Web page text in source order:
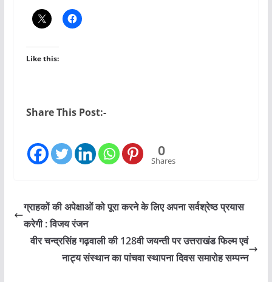
Like this:
Share This Post:-
0
Shares
ग्राहकों की अपेक्षाओं को पूरा करने के लिए अपना सर्वश्रेष्ठ प्रयास
करेगी : विजय रंजन
वीर चन्द्रसिंह गढ़वाली की 128वी जयन्ती पर उत्तराखंड फिल्म एवं
नाट्य संस्थान का पांचवा स्थापना दिवस समारोह सम्पन्न